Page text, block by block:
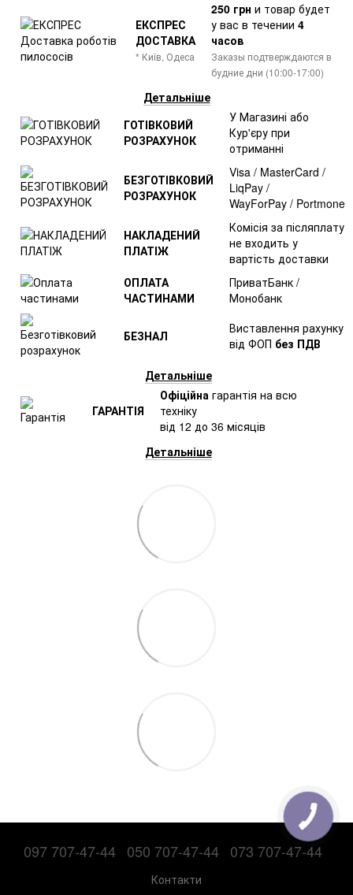
ЕКСПРЕС
ДОСТАВКА
* Київ, Одеса
250 грн и товар будет
у вас в течении 4
часов
Заказы подтверждаются в
будние дни (10:00-17:00)
Детальніше
ГОТІВКОВИЙ
РОЗРАХУНОК
У Магазині або
Кур'єру при
отриманні
БЕЗГОТІВКОВИЙ
РОЗРАХУНОК
Visa / MasterCard /
LiqPay /
WayForPay / Portmone
НАКЛАДЕНИЙ
ПЛАТІЖ
Комісія за післяплату
не входить у
вартість доставки
ОПЛАТА
ЧАСТИНАМИ
ПриватБанк /
Монобанк
БЕЗНАЛ
Виставлення рахунку
від ФОП без ПДВ
Детальніше
ГАРАНТІЯ
Офіційна гарантія на всю
техніку
від 12 до 36 місяців
Детальніше
097 707-47-44 050 707-47-44 073 707-47-44
Контакти